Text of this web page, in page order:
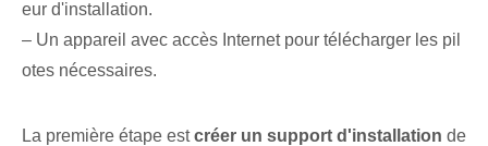
eur d'installation.
– Un appareil avec accès Internet pour télécharger les pil
otes nécessaires.
La première étape estcréer un support d'installation de